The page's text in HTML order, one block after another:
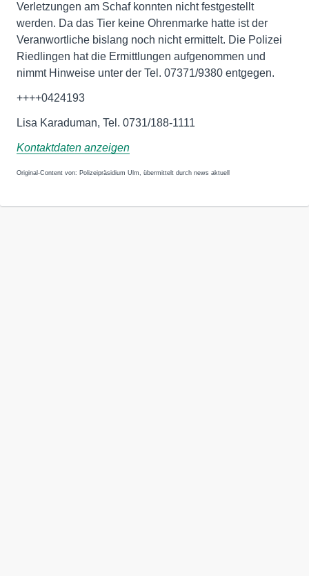
Verletzungen am Schaf konnten nicht festgestellt
werden. Da das Tier keine Ohrenmarke hatte ist der
Veranwortliche bislang noch nicht ermittelt. Die Polizei
Riedlingen hat die Ermittlungen aufgenommen und
nimmt Hinweise unter der Tel. 07371/9380 entgegen.
++++0424193
Lisa Karaduman, Tel. 0731/188-1111
Kontaktdaten anzeigen
Original-Content von: Polizeipräsidium Ulm, übermittelt durch news aktuell